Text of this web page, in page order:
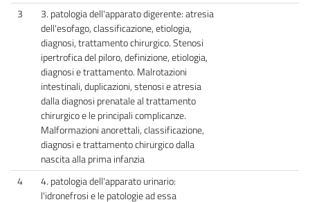
3
3. patologia dell'apparato digerente: atresia
dell'esofago, classificazione, etiologia,
diagnosi, trattamento chirurgico. Stenosi
ipertrofica del piloro, definizione, etiologia,
diagnosi e trattamento. Malrotazioni
intestinali, duplicazioni, stenosi e atresia
dalla diagnosi prenatale al trattamento
chirurgico e le principali complicanze.
Malformazioni anorettali, classificazione,
diagnosi e trattamento chirurgico dalla
nascita alla prima infanzia
4
4. patologia dell'apparato urinario:
l'idronefrosi e le patologie ad essa